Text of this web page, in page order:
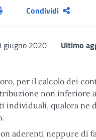
Condividi
giugno 2020 Ultimo
per il calcolo dei
non inferiore
individuali, qualora ne
aderenti neppure di